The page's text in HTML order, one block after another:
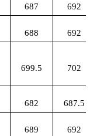
687 692
688 692
699.5 702
682 687.5
689 692